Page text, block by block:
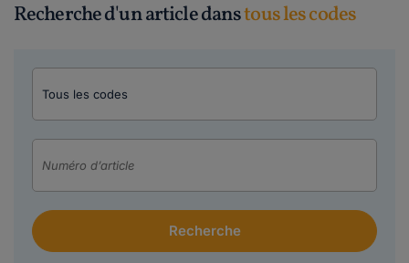
Recherche d'un article danstous les codes